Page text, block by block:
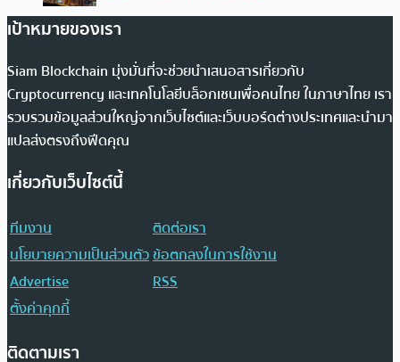
เป้าหมายของเรา
Siam Blockchain มุ่งมั่นที่จะช่วยนำเสนอสารเกี่ยวกับ
Cryptocurrency และเทคโนโลยีบล็อกเชนเพื่อคนไทย ในภาษาไทย เรา
รวบรวมข้อมูลส่วนใหญ่จากเว็บไซต์และเว็บบอร์ดต่างประเทศและนำมา
แปลส่งตรงถึงฟีดคุณ
เกี่ยวกับเว็บไซต์นี้
ทีมงาน
ติดต่อเรา
นโยบายความเป็นส่วนตัวข้อตกลงในการใช้งาน
Advertise
RSS
ตั้งค่าคุกกี้
ติดตามเรา